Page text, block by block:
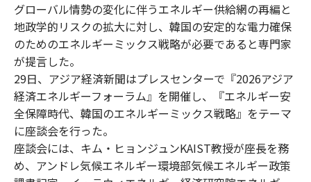
グローバル情勢の変化に伴うエネルギー供給網の再編と
地政学的リスクの拡大に対し、韓国の安定的な電力確保
のためのエネルギーミックス戦略が必要であると専門家
が提言した。
29日、アジア経済新聞はプレスセンターで『2026アジア
経済エネルギーフォーラム』を開催し、『エネルギー安
全保障時代、韓国のエネルギーミックス戦略』をテーマ
に座談会を行った。
座談会には、キム・ヒョンジュンKAIST教授が座長を務
め、アンドレ気候エネルギー環境部気候エネルギー政策